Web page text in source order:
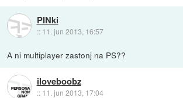
PINki
:: 11. jun 2013, 16:57
A ni multiplayer zastonj na PS??
iloveboobz
:: 11. jun 2013, 17:04